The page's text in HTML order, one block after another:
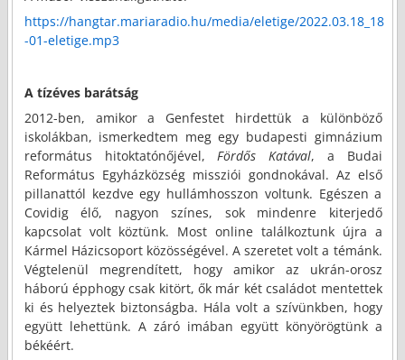
https://hangtar.mariaradio.hu/media/eletige/2022.03.18_18
-01-eletige.mp3
A tízéves barátság
2012-ben, amikor a Genfestet hirdettük a különböző
iskolákban, ismerkedtem meg egy budapesti gimnázium
református hitoktatónőjével, Fördős Katával, a Budai
Református Egyházközség missziói gondnokával. Az első
pillanattól kezdve egy hullámhosszon voltunk. Egészen a
Covidig élő, nagyon színes, sok mindenre kiterjedő
kapcsolat volt köztünk. Most online találkoztunk újra a
Kármel Házicsoport közösségével. A szeretet volt a témánk.
Végtelenül megrendített, hogy amikor az ukrán-orosz
háború épphogy csak kitört, ők már két családot mentettek
ki és helyeztek biztonságba. Hála volt a szívünkben, hogy
együtt lehettünk. A záró imában együtt könyörögtünk a
békéért.